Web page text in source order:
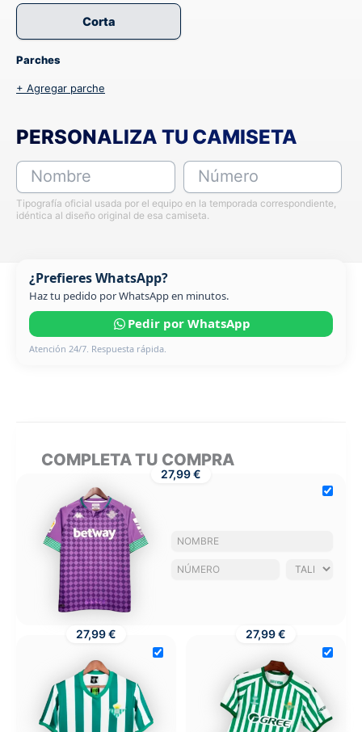
Corta
Parches
+ Agregar parche
PERSONALIZA TU CAMISETA
Nombre Número
Tipografía oficial usada por el equipo en la temporada correspondiente,
idéntica al diseño original de esa camiseta.
¿Prefieres WhatsApp?
Haz tu pedido por WhatsApp en minutos.
Pedir por WhatsApp
Atención 24/7. Respuesta rápida.
COMPLETA TU COMPRA
27,99 €
27,99 € 27,99 €